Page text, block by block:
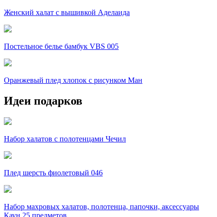
Женский халат с вышивкой Аделаида
Постельное белье бамбук VBS 005
Оранжевый плед хлопок с рисунком Ман
Идеи подарков
Набор халатов с полотенцами Чечил
Плед шерсть фиолетовый 046
Набор махровых халатов, полотенца, папочки, аксессуары
Каун 25 предметов